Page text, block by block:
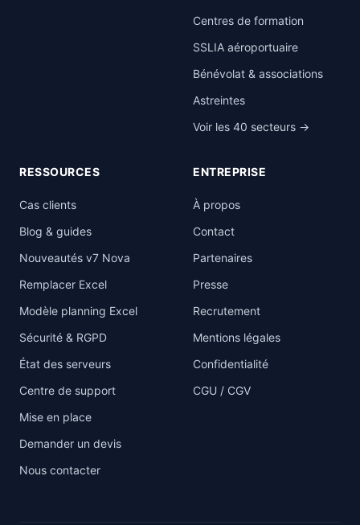
Centres de formation
SSLIA aéroportuaire
Bénévolat & associations
Astreintes
Voir les 40 secteurs →
RESSOURCES
Cas clients
Blog & guides
Nouveautés v7 Nova
Remplacer Excel
Modèle planning Excel
Sécurité & RGPD
État des serveurs
Centre de support
Mise en place
Demander un devis
Nous contacter
ENTREPRISE
À propos
Contact
Partenaires
Presse
Recrutement
Mentions légales
Confidentialité
CGU / CGV